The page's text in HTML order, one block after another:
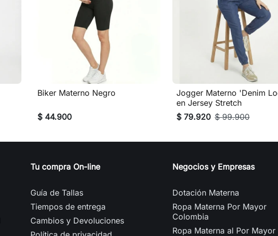
 Vista rápida
Biker Materno Negro
$ 44.900
 Vista rápida
Jogger Materno 'Denim
en Jersey Stretch
$ 79.920 $ 99.900
Tu compra On-line
Guía de Tallas
Tiempos de entrega
Cambios y Devoluciones
Negocios y Empresas
Dotación Materna
Ropa Materna Por Mayor
Colombia
Ropa Materna al Por Mayor